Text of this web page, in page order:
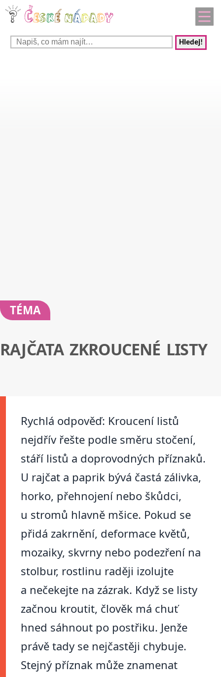
Hledej!
TÉMA
RAJČATA ZKROUCENÉ LISTY
Rychlá odpověď: Kroucení listů
nejdřív řešte podle směru stočení,
stáří listů a doprovodných příznaků.
U rajčat a paprik bývá častá zálivka,
horko, přehnojení nebo škůdci,
u stromů hlavně mšice. Pokud se
přidá zakrnění, deformace květů,
mozaiky, skvrny nebo podezření na
stolbur, rostlinu raději izolujte
a nečekejte na zázrak. Když se listy
začnou kroutit, člověk má chuť
hned sáhnout po postřiku. Jenže
právě tady se nejčastěji chybuje.
Stejný příznak může znamenat